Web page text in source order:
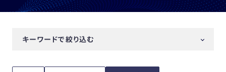
キーワードで絞り込む